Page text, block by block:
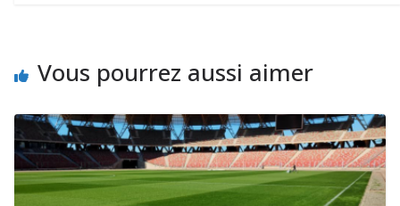
Vous pourrez aussi aimer